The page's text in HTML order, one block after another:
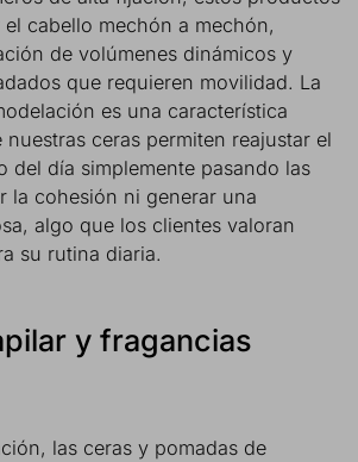
cabello mechón a mechón,
de volúmenes dinámicos y
que requieren movilidad. La
es una característica
ceras permiten reajustar el
del día simplemente pasando las
la cohesión ni generar una
algo que los clientes valoran
su rutina diaria.
y fragancias
las ceras y pomadas de